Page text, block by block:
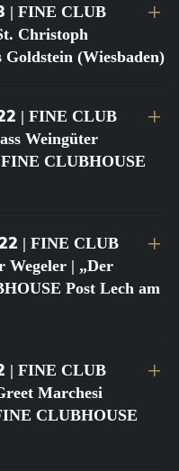
| FINE CLUB
Christoph
(Wiesbaden)
| FINE CLUB
Weingüter
CLUBHOUSE
| FINE CLUB
Wegeler | „Der
Post Lech am
| FINE CLUB
Marchesi
CLUBHOUSE